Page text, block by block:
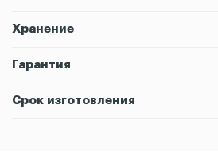
Хранение
Гарантия
Срок изготовления